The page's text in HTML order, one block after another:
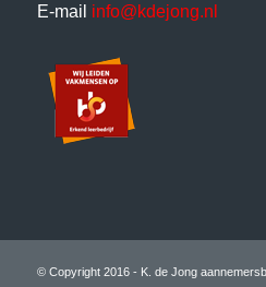
E-mail info@kdejong.nl
© Copyright 2016 - K. de Jong